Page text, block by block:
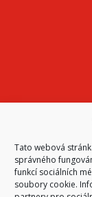
Tato webová
správného
funkcí sociálních
soubory cookie.